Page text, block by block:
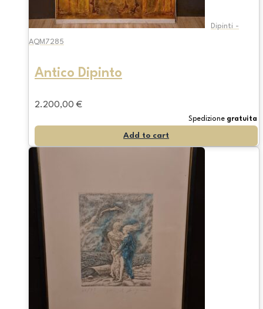
Dipinti -
AQM7285
Antico Dipinto
2.200,00 €
Spedizione gratuita
Add to cart